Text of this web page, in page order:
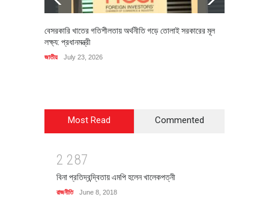
বেসরকারি খাতের গতিশীলতায় অর্থনীতি গড়ে তোলাই সরকারের মূল
লক্ষ্য: প্রধানমন্ত্রী
জাতীয় July 23, 2026
Most Read Commented
2 287
বিনা প্রতিদ্বন্দ্বিতায় এমপি হলেন খালেকপত্নী
রাজনীতি June 8, 2018